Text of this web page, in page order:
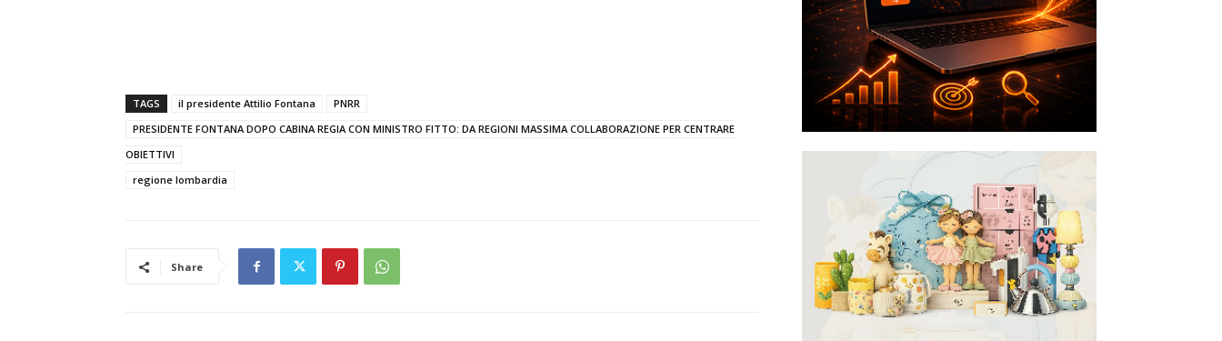
TAGS il presidente Attilio Fontana
PNRR
PRESIDENTE FONTANA DOPO CABINA REGIA CON MINISTRO FITTO: DA REGIONI MASSIMA COLLABORAZIONE PER CENTRARE
OBIETTIVI
regione lombardia
Share